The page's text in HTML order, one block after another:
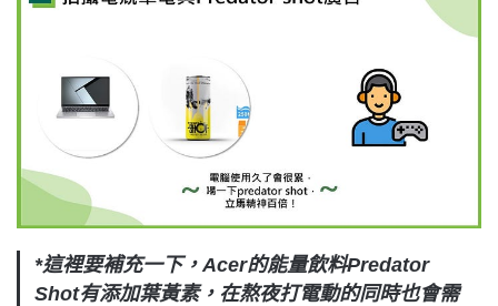
*這裡要補充一下，Acer的能量飲料Predator
Shot有添加葉黃素，在熬夜打電動的同時也會需